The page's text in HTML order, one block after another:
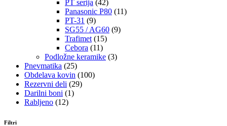
PT serija (42)
Panasonic P80 (11)
PT-31 (9)
SG55 / AG60 (9)
Trafimet (15)
Cebora (11)
Podložne keramike (3)
Pnevmatika (25)
Obdelava kovin (100)
Rezervni deli (29)
Darilni boni (1)
Rabljeno (12)
Filtri